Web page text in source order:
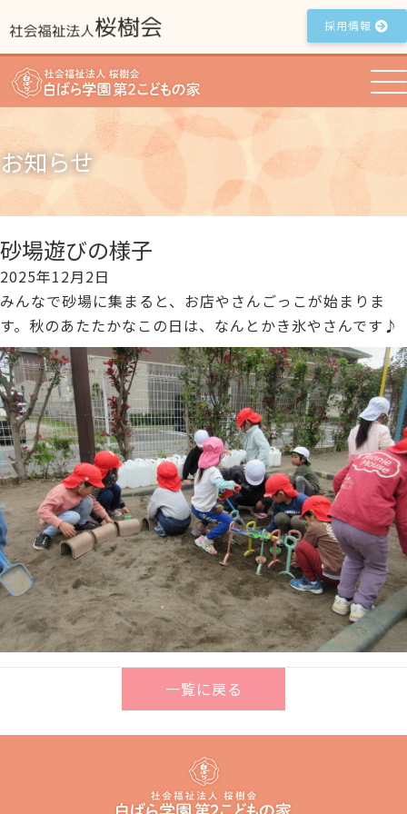
採用情報
お知らせ
砂場遊びの様子
2025年12月2日
みんなで砂場に集まると、お店やさんごっこが始まりま
す。秋のあたたかなこの日は、なんとかき氷やさんです♪
一覧に戻る